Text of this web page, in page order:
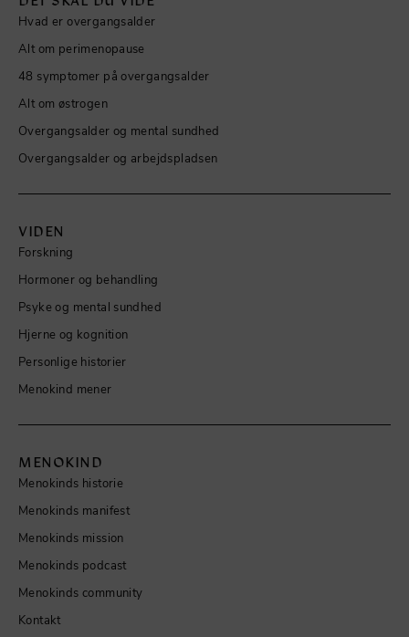
Hvad er overgangsalder
Alt om perimenopause
48 symptomer på overgangsalder
Alt om østrogen
Overgangsalder og mental sundhed
Overgangsalder og arbejdspladsen
VIDEN
Forskning
Hormoner og behandling
Psyke og mental sundhed
Hjerne og kognition
Personlige historier
Menokind mener
MENOKIND
Menokinds historie
Menokinds manifest
Menokinds mission
Menokinds podcast
Menokinds community
Kontakt